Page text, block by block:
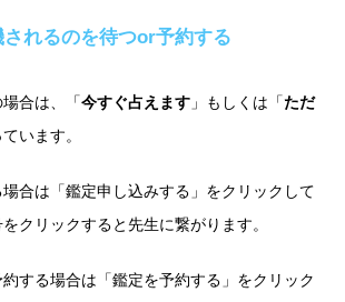
れるのを待つor予約する
合は、「今すぐ占えます 」もしくは「ただ
います。
合は「鑑定申し込みする」をクリックして
クリックすると先生に繋がります。
する場合は「鑑定を予約する」をクリック